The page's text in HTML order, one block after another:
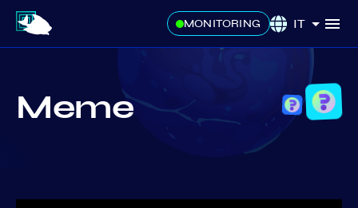
MONITORING IT
Meme